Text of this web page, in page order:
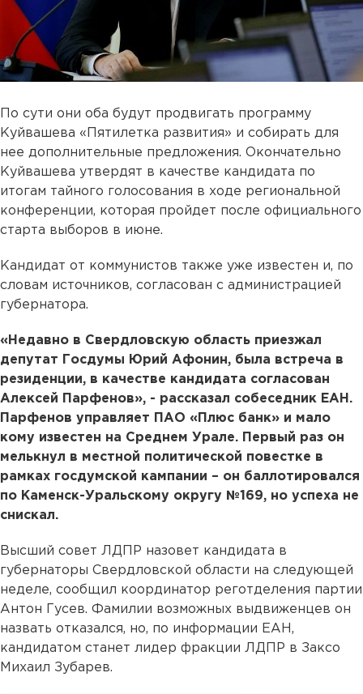
По сути они оба будут продвигать программу
Куйвашева «Пятилетка развития» и собирать для
нее дополнительные предложения. Окончательно
Куйвашева утвердят в качестве кандидата по
итогам тайного голосования в ходе региональной
конференции, которая пройдет после официального
старта выборов в июне.
Кандидат от коммунистов также уже известен и, по
словам источников, согласован с администрацией
губернатора.
«Недавно в Свердловскую область приезжал
депутат Госдумы Юрий Афонин, была встреча в
резиденции, в качестве кандидата согласован
Алексей Парфенов», - рассказал собеседник ЕАН.
Парфенов управляет ПАО «Плюс банк» и мало
кому известен на Среднем Урале. Первый раз он
мелькнул в местной политической повестке в
рамках госдумской кампании – он баллотировался
по Каменск-Уральскому округу №169, но успеха не
снискал.
Высший совет ЛДПР назовет кандидата в
губернаторы Свердловской области на следующей
неделе, сообщил координатор реготделения партии
Антон Гусев. Фамилии возможных выдвиженцев он
назвать отказался, но, по информации ЕАН,
кандидатом станет лидер фракции ЛДПР в Заксо
Михаил Зубарев.